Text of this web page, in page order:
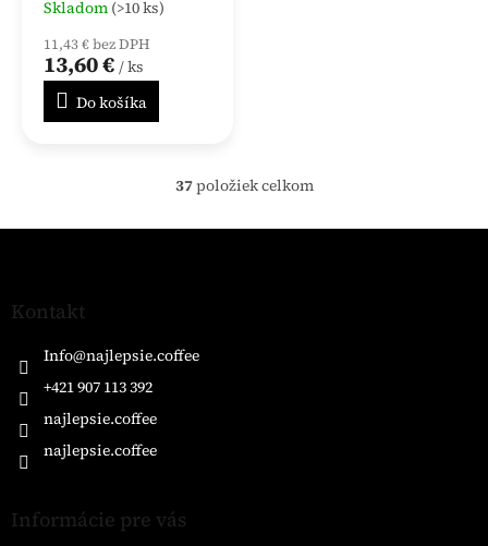
Skladom (>10 ks)
11,43 € bez DPH
13,60 € / ks
Do košíka
O
l
37položiek celkom
Z
Kontakt
Info@najlepsie.coffee
+421 907 113 392
najlepsie.coffee
najlepsie.coffee
Informácie pre vás